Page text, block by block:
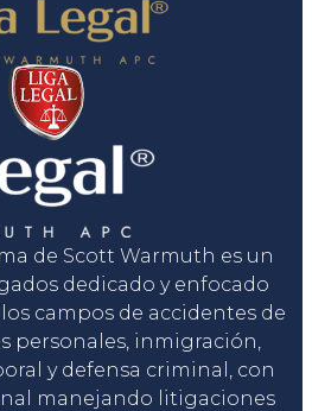
de Scott Warmuth es un
dedicado y enfocado
campos de accidentes de
personales, inmigración,
y defensa criminal, con
manejando litigaciones